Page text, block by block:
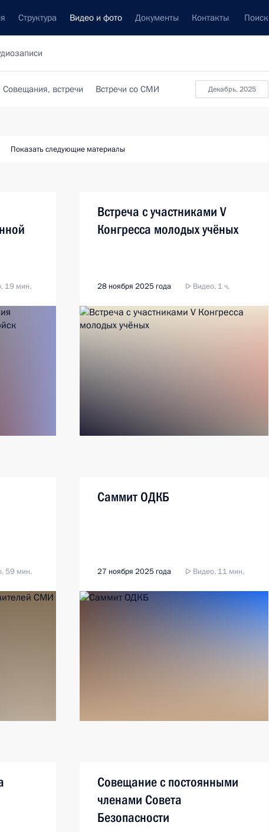
Структура Видео и фото Документы Контакты Поиск
декабрь, 2025
Совещания, встречи Встречи со СМИ
Показать следующие материалы
19 мин.
Встреча с участниками V
Конгресса молодых учёных
28 ноября 2025 года Видео, 1 ч.
59 мин.
Саммит ОДКБ
27 ноября 2025 года Видео, 11 мин.
Совещание с постоянными
членами Совета
Безопасности